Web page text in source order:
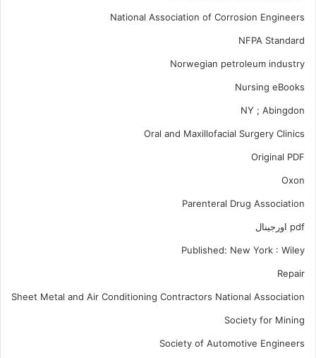
National Association of Corrosion Engineers
NFPA Standard
Norwegian petroleum industry
Nursing eBooks
NY ; Abingdon
Oral and Maxillofacial Surgery Clinics
Original PDF
Oxon
Parenteral Drug Association
pdf اورجینال
Published: New York : Wiley
Repair
Sheet Metal and Air Conditioning Contractors National Association
Society for Mining
Society of Automotive Engineers